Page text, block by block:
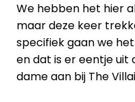
We hebben het hier
maar deze keer
specifiek gaan we
en dat is er eentje
dame aan bij The